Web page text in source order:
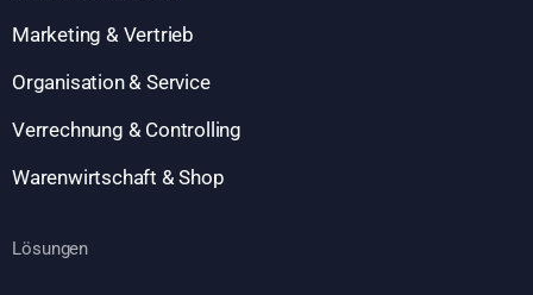
Marketing & Vertrieb
Organisation & Service
Verrechnung & Controlling
Warenwirtschaft & Shop
Lösungen